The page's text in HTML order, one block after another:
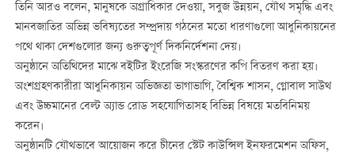
তিনি আরও বলেন, মানুষকে অগ্রাধিকার দেওয়া, সবুজ উন্নয়ন, যৌথ সমৃদ্ধি এবং
মানবজাতির অভিন্ন ভবিষ্যতের সম্প্রদায় গঠনের মতো ধারণাগুলো আধুনিকায়নের
পথে থাকা দেশগুলোর জন্য গুরুত্বপূর্ণ দিকনির্দেশনা দেয়।
অনুষ্ঠানে অতিথিদের মাঝে বইটির ইংরেজি সংস্করণের কপি বিতরণ করা হয়।
অংশগ্রহণকারীরা আধুনিকায়ন অভিজ্ঞতা ভাগাভাগি, বৈশ্বিক শাসন, গ্লোবাল সাউথ
এবং উচ্চমানের বেল্ট অ্যান্ড রোড সহযোগিতাসহ বিভিন্ন বিষয়ে মতবিনিময়
করেন।
অনুষ্ঠানটি যৌথভাবে আয়োজন করে চীনের স্টেট কাউন্সিল ইনফরমেশন অফিস,